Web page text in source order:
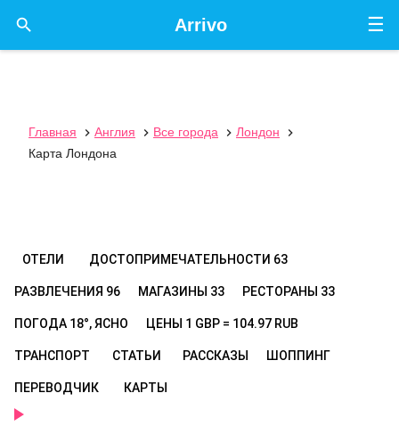
☰
Arrivo

Главная  Англия  Все города  Лондон

Карта Лондона
ОТЕЛИ ДОСТОПРИМЕЧАТЕЛЬНОСТИ 63
РАЗВЛЕЧЕНИЯ 96 МАГАЗИНЫ 33 РЕСТОРАНЫ 33
ПОГОДА 18°, ЯСНО ЦЕНЫ 1 GBP = 104.97 RUB
ТРАНСПОРТ СТАТЬИ РАССКАЗЫ ШОППИНГ
ПЕРЕВОДЧИК КАРТЫ
